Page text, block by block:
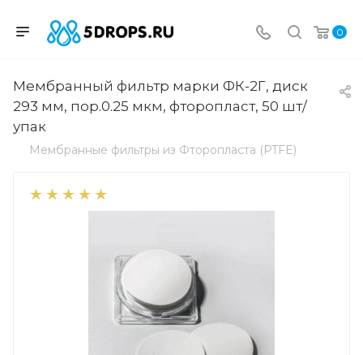
0
Мембранный фильтр марки ФК-2Г, диск
293 мм, пор.0.25 мкм, фторопласт, 50 шт/
упак
Мембранные фильтры из Фторопласта (PTFE)